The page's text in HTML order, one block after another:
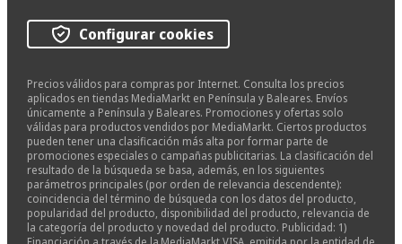
Configurar cookies
Precios válidos para compras por Internet. Consulta los precios
aplicados en tiendas MediaMarkt en Península y Baleares. Envíos
únicamente a Península y Baleares. Promociones y ofertas solo
válidas para productos vendidos por MediaMarkt. Ciertos productos
pueden tener una clasificación más alta por formar parte de
promociones especiales o campañas publicitarias. La clasificación del
resultado de la búsqueda se basa, además, en los siguientes
parámetros principales (por orden de relevancia descendente):
coincidencia del término de búsqueda con los datos del producto,
popularidad del producto, disponibilidad del producto, relevancia de
la categoría del producto y novedad del producto. Publicidad: 1)